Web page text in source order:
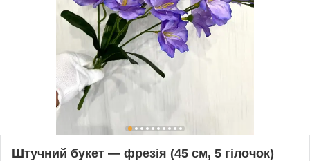
Штучний букет — фрезія (45 см, 5 гілочок)